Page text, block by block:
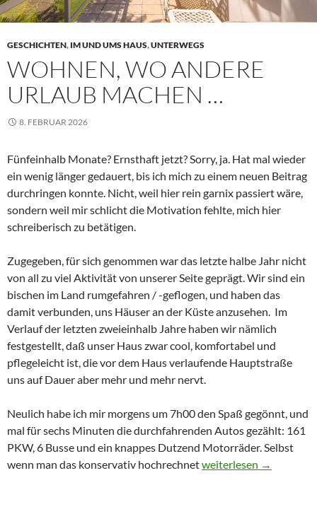
GESCHICHTEN, IM UND UMS HAUS,UNTERWEGS
WOHNEN, WO ANDERE
URLAUB MACHEN …
8. FEBRUAR 2026
Fünfeinhalb Monate? Ernsthaft jetzt? Sorry, ja. Hat mal wieder
ein wenig länger gedauert, bis ich mich zu einem neuen Beitrag
durchringen konnte. Nicht, weil hier rein garnix passiert wäre,
sondern weil mir schlicht die Motivation fehlte, mich hier
schreiberisch zu betätigen.
Zugegeben, für sich genommen war das letzte halbe Jahr nicht
von all zu viel Aktivität von unserer Seite geprägt. Wir sind ein
bischen im Land rumgefahren / -geflogen, und haben das
damit verbunden, uns Häuser an der Küste anzusehen. Im
Verlauf der letzten zweieinhalb Jahre haben wir nämlich
festgestellt, daß unser Haus zwar cool, komfortabel und
pflegeleicht ist, die vor dem Haus verlaufende Hauptstraße
uns auf Dauer aber mehr und mehr nervt.
Neulich habe ich mir morgens um 7h00 den Spaß gegönnt, und
mal für sechs Minuten die durchfahrenden Autos gezählt: 161
PKW, 6 Busse und ein knappes Dutzend Motorräder. Selbst
wenn man das konservativ hochrechnetWohnen, wo andere
weiterlesen →